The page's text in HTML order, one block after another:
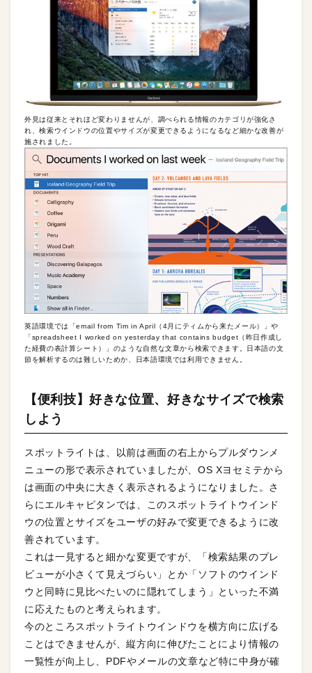
外見は従来とそれほど変わりませんが、調べられる情報のカテゴリが強化さ
れ、検索ウインドウの位置やサイズが変更できるようになるなど細かな改善が
施されました。
英語環境では「email from Tim in April（4月にティムから来たメール）」や
「spreadsheet I worked on yesterday that contains budget（昨日作成し
た経費の表計算シート）」のような自然な文章から検索できます。日本語の文
節を解析するのは難しいためか、日本語環境では利用できません。
【便利技】好きな位置、好きなサイズで検索
しよう
スポットライトは、以前は画面の右上からプルダウンメ
ニューの形で表示されていましたが、OS Xヨセミテから
は画面の中央に大きく表示されるようになりました。さ
らにエルキャピタンでは、このスポットライトウインド
ウの位置とサイズをユーザの好みで変更できるように改
善されています。
これは一見すると細かな変更ですが、「検索結果のプレ
ビューが小さくて見えづらい」とか「ソフトのウインド
ウと同時に見比べたいのに隠れてしまう」といった不満
に応えたものと考えられます。
今のところスポットライトウインドウを横方向に広げる
ことはできませんが、縦方向に伸びたことにより情報の
一覧性が向上し、PDFやメールの文章など特に中身が確